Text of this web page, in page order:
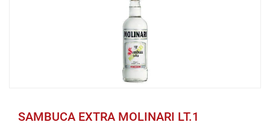
SAMBUCA EXTRA MOLINARI LT.1